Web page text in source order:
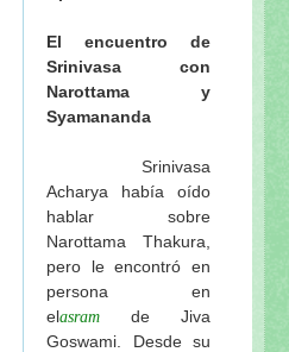
El encuentro de
Srinivasa con
Narottama y
Syamananda
Srinivasa
Acharya había oído
hablar sobre
Narottama Thakura,
pero le encontró en
persona en
elasram de Jiva
Goswami. Desde su